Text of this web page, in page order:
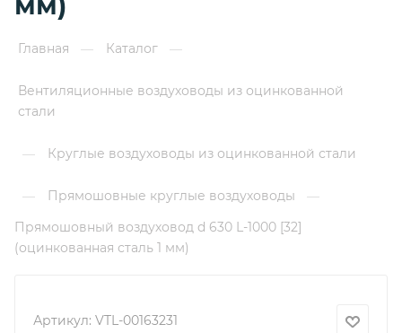
Главная — Каталог —
Вентиляционные воздуховоды из оцинкованной
стали
— Круглые воздуховоды из оцинкованной стали
— Прямошовные круглые воздуховоды
—
Прямошовный воздуховод d 630 L-1000 [32]
(оцинкованная сталь 1 мм)
Артикул: VTL-00163231